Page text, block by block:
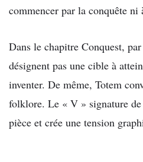
commencer par la conquête
Dans le chapitre Conquest,
désignent pas une cible à
inventer. De même, Totem
folklore. Le « V » signature
pièce et crée une tension